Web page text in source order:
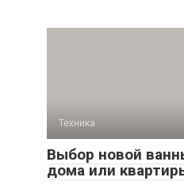
Техника
Выбор новой
дома или